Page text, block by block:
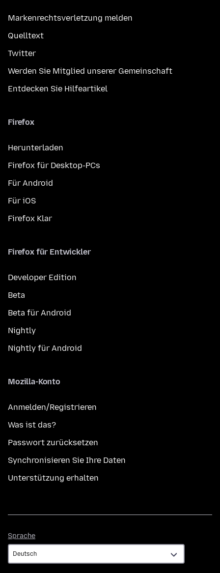
Markenrechtsverletzung melden
Quelltext
Twitter
Werden Sie Mitglied unserer Gemeinschaft
Entdecken Sie Hilfeartikel
Firefox
Herunterladen
Firefox für Desktop-PCs
Für Android
Für iOS
Firefox Klar
Firefox für Entwickler
Developer Edition
Beta
Beta für Android
Nightly
Nightly für Android
Mozilla-Konto
Anmelden/Registrieren
Was ist das?
Passwort zurücksetzen
Synchronisieren Sie Ihre Daten
Unterstützung erhalten
Sprache